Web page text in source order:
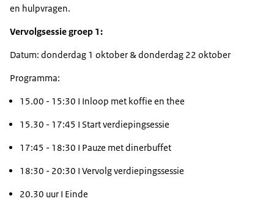
en hulpvragen.
Vervolgsessie groep 1:
Datum: donderdag 1 oktober & donderdag 22 oktober
Programma:
15.00 - 15:30 I Inloop met koffie en thee
15.30 - 17:45 I Start verdiepingsessie
17:45 - 18:30 I Pauze met dinerbuffet
18:30 - 20:30 I Vervolg verdiepingssessie
20.30 uur I Einde